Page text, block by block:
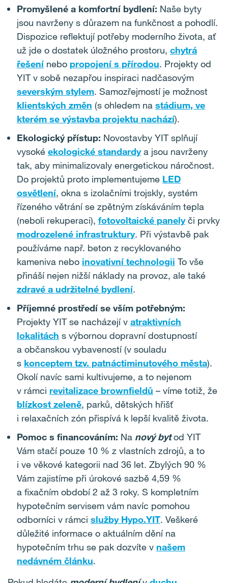
Promyšlené a komfortní bydlení: Naše byty
jsou navrženy s důrazem na funkčnost a pohodlí.
Dispozice reflektují potřeby moderního života, ať
už jde o dostatek úložného prostoru, chytrá
řešenínebo propojení s přírodou. Projekty od
YIT v sobě nezapřou inspiraci nadčasovým
severským stylem. Samozřejmostí je možnost
klientských změn (s ohledem na stádium, ve
kterém se výstavba projektu nachází).
Ekologický přístup: Novostavby YIT splňují
vysoké ekologické standardya jsou navrženy
tak, aby minimalizovaly energetickou náročnost.
Do projektů proto implementujeme LED
osvětlení, okna s izolačními trojskly, systém
řízeného větrání se zpětným získáváním tepla
(neboli rekuperaci), fotovoltaické panelyči prvky
modrozelené infrastruktury. Při výstavbě pak
používáme např. beton z recyklovaného
kameniva nebo inovativní technologii To vše
přináší nejen nižší náklady na provoz, ale také
zdravé a udržitelné bydlení.
Příjemné prostředí se vším potřebným:
Projekty YIT se nacházejí v atraktivních
lokalitách s výbornou dopravní dostupností
a občanskou vybaveností (v souladu
s konceptem tzv. patnáctiminutového města).
Okolí navíc sami kultivujeme, a to nejenom
v rámci revitalizace brownfieldů – víme totiž, že
blízkost zeleně, parků, dětských hřišť
i relaxačních zón přispívá k lepší kvalitě života.
Pomoc s financováním: Na nový bytod YIT
Vám stačí pouze 10 % z vlastních zdrojů, a to
i ve věkové kategorii nad 36 let. Zbylých 90 %
Vám zajistíme při úrokové sazbě 4,59 %
a fixačním období 2 až 3 roky. S kompletním
hypotečním servisem vám navíc pomohou
odborníci v rámci služby Hypo.YIT. Veškeré
důležité informace o aktuálním dění na
hypotečním trhu se pak dozvíte v našem
nedávném článku.